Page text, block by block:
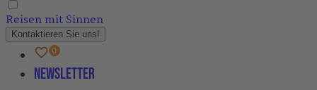
Reisen mit Sinnen
Kontaktieren Sie uns!
Newsletter